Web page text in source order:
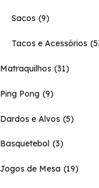
Sacos 9
Tacos e Acessórios
Matraquilhos 31
Ping Pong 9
Dardos e Alvos 5
Basquetebol 3
Jogos de Mesa 19